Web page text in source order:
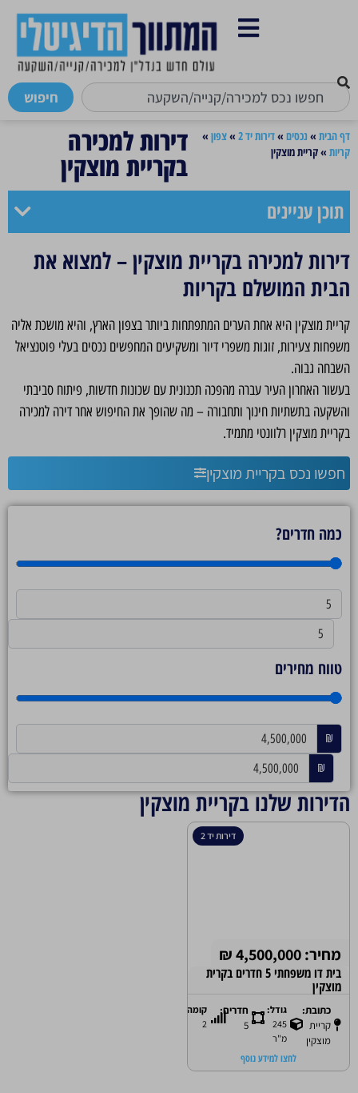
חיפוש
דף הבית »נכסים »דירות יד 2 »צפון »
קריות »קריית מוצקין דירות למכירה
בקריית מוצקין
תוכן עניינים
דירות למכירה בקריית מוצקין – למצוא את
הבית המושלם בקריות
קריית מוצקין היא אחת הערים המתפתחות ביותר בצפון הארץ, והיא מושכת אליה
משפחות צעירות, זוגות משפרי דיור ומשקיעים המחפשים נכסים בעלי פוטנציאל
השבחה גבוה.
בעשור האחרון העיר עברה מהפכה תכנונית עם שכונות חדשות, פיתוח סביבתי
והשקעה בתשתיות חינוך ותחבורה – מה שהופך את החיפוש אחר דירה למכירה
בקריית מוצקין רלוונטי מתמיד.
חפשו נכס בקריית מוצקין
כמה חדרים?
טווח מחירים
₪
₪
הדירות שלנו בקריית מוצקין
דירות יד 2
מחיר: 4,500,000 ₪
בית דו משפחתי 5 חדרים בקרית
מוצקין
כתובת:
קריית
מוצקין
גודל:
245
מ"ר
חדרים:
5
קומה:
2
לחצו למידע נוסף